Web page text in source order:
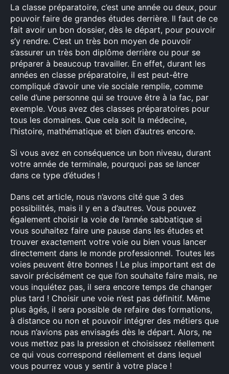
La classe préparatoire, c’est une année ou deux, pour
pouvoir faire de grandes études derrière. Il faut de ce
fait avoir un bon dossier, dès le départ, pour pouvoir
s’y rendre. C’est un très bon moyen de pouvoir
s’assurer un très bon diplôme derrière ou pour se
préparer à beaucoup travailler. En effet, durant les
années en classe préparatoire, il est peut-être
compliqué d’avoir une vie sociale remplie, comme
celle d’une personne qui se trouve être à la fac, par
exemple. Vous avez des classes préparatoires pour
tous les domaines. Que cela soit la médecine,
l’histoire, mathématique et bien d’autres encore.
Si vous avez en conséquence un bon niveau, durant
votre année de terminale, pourquoi pas se lancer
dans ce type d’études !
Dans cet article, nous n’avons cité que 3 des
possibilités, mais il y en a d’autres. Vous pouvez
également choisir la voie de l’année sabbatique si
vous souhaitez faire une pause dans les études et
trouver exactement votre voie ou bien vous lancer
directement dans le monde professionnel. Toutes les
voies peuvent être bonnes ! Le plus important est de
savoir précisément ce que l’on souhaite faire mais, ne
vous inquiétez pas, il sera encore temps de changer
plus tard ! Choisir une voie n’est pas définitif. Même
plus âgés, il sera possible de refaire des formations,
à distance ou non et pouvoir intégrer des métiers que
nous n’avions pas envisagés dès le départ. Alors, ne
vous mettez pas la pression et choisissez réellement
ce qui vous correspond réellement et dans lequel
vous pourrez vous y sentir à votre place !
: